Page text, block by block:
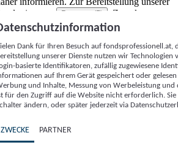
von
Partnern (5)
. Zwecke:
Inhalte, Messung von Werbeleistung
Inhalten sowie Zielgruppenforschung.
ähnliche Online-Kennungen (z. B. login-
generierte Kennungen,
können zusammen mit anderen
und Browserinformationen,
unterstützte Technologien usw.) auf
oder von dort ausgelesen werden, um es
wenn es eine App oder einer Webseite
einen oder mehrere der hier aufgeführten
Dank für Ihren Besuch auf
unserer Dienste nutzen wir Technologien
basierte Identifikatoren, zufällig zugewiesene
auf Ihrem Gerät gespeichert oder
und Inhalte, Messung von Werbeleistung
für den Zugriff auf die Website nicht erforderlich.
ändern, oder später jederzeit via
ZWECKE PARTNER